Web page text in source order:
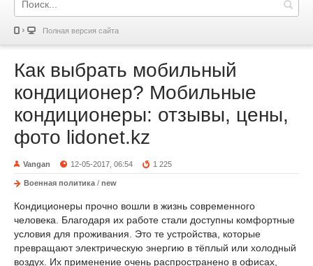
Полная версия сайта
Как выбрать мобильный
кондиционер? Мобильные
кондиционеры: отзывы, цены,
фото lidonet.kz
Vangan 12-05-2017, 06:54 1 225
Военная политика / new
Кондиционеры прочно вошли в жизнь современного
человека. Благодаря их работе стали доступны комфортные
условия для проживания. Это те устройства, которые
превращают электрическую энергию в тёплый или холодный
воздух. Их применение очень распространено в офисах,